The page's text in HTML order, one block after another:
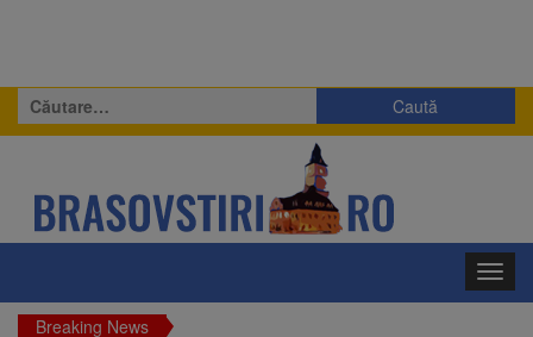
Caută
după:
Breaking News